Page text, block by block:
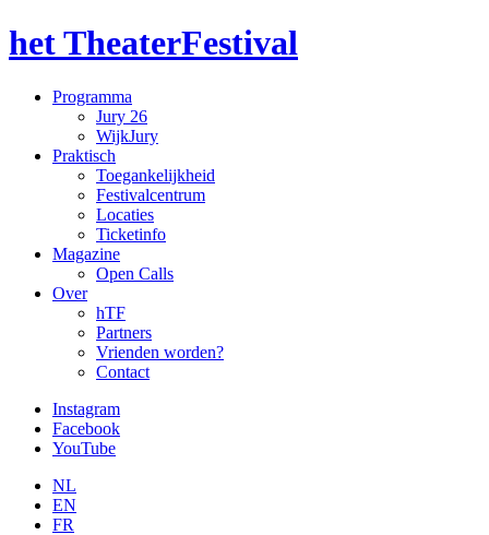
het TheaterFestival
Programma
Jury 26
WijkJury
Praktisch
Toegankelijkheid
Festivalcentrum
Locaties
Ticketinfo
Magazine
Open Calls
Over
hTF
Partners
Vrienden worden?
Contact
Instagram
Facebook
YouTube
NL
EN
FR